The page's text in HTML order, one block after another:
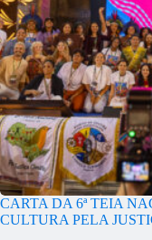
CARTA DA 6ª TEIA
CULTURA PELA